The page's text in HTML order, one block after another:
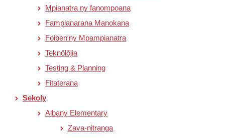
Mpianatra ny fanompoana
Fampianarana Manokana
Foiben'ny Mpampianatra
Teknôlôjia
Testing & Planning
Fitaterana
Sekoly
Albany Elementary
Zava-nitranga